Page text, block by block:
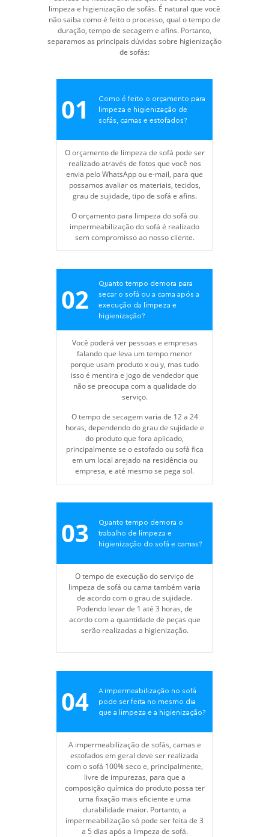
limpeza e higienização de sofás. É natural que você
não saiba como é feito o processo, qual o tempo de
duração, tempo de secagem e afins. Portanto,
separamos as principais dúvidas sobre higienização
de sofás:
01
Como é feito o orçamento para
limpeza e higienização de
sofás, camas e estofados?
O orçamento de limpeza de sofá pode ser
realizado através de fotos que você nos
envia pelo WhatsApp ou e-mail, para que
possamos avaliar os materiais, tecidos,
grau de sujidade, tipo de sofá e afins.
O orçamento para limpeza do sofá ou
impermeabilização do sofá é realizado
sem compromisso ao nosso cliente.
02
Quanto tempo demora para
secar o sofá ou a cama após a
execução da limpeza e
higienização?
Você poderá ver pessoas e empresas
falando que leva um tempo menor
porque usam produto x ou y, mas tudo
isso é mentira e jogo de vendedor que
não se preocupa com a qualidade do
serviço.
O tempo de secagem varia de 12 a 24
horas, dependendo do grau de sujidade e
do produto que fora aplicado,
principalmente se o estofado ou sofá fica
em um local arejado na residência ou
empresa, e até mesmo se pega sol.
03
Quanto tempo demora o
trabalho de limpeza e
higienização do sofá e camas?
O tempo de execução do serviço de
limpeza de sofá ou cama também varia
de acordo com o grau de sujidade.
Podendo levar de 1 até 3 horas, de
acordo com a quantidade de peças que
serão realizadas a higienização.
04
A impermeabilização no sofá
pode ser feita no mesmo dia
que a limpeza e a higienização?
A impermeabilização de sofás, camas e
estofados em geral deve ser realizada
com o sofá 100% seco e, principalmente,
livre de impurezas, para que a
composição química do produto possa ter
uma fixação mais eficiente e uma
durabilidade maior. Portanto, a
impermeabilização só pode ser feita de 3
a 5 dias após a limpeza de sofá.